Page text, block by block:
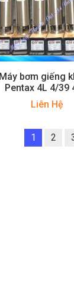
Máy bơm giếng
Pentax 4L 4/39
Liên Hệ
1 2